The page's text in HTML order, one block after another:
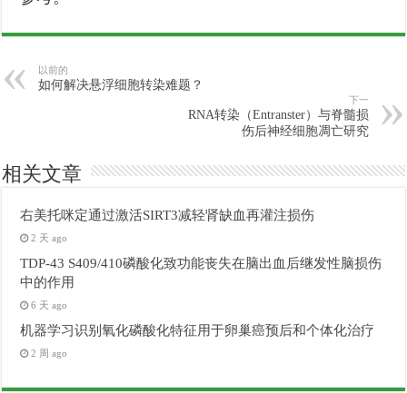
以前的
如何解决悬浮细胞转染难题？
下一
RNA转染（Entranster）与脊髓损
伤后神经细胞凋亡研究
相关文章
右美托咪定通过激活SIRT3减轻肾缺血再灌注损伤
2 天 ago
TDP-43 S409/410磷酸化致功能丧失在脑出血后继发性脑损伤
中的作用
6 天 ago
机器学习识别氧化磷酸化特征用于卵巢癌预后和个体化治疗
2 周 ago